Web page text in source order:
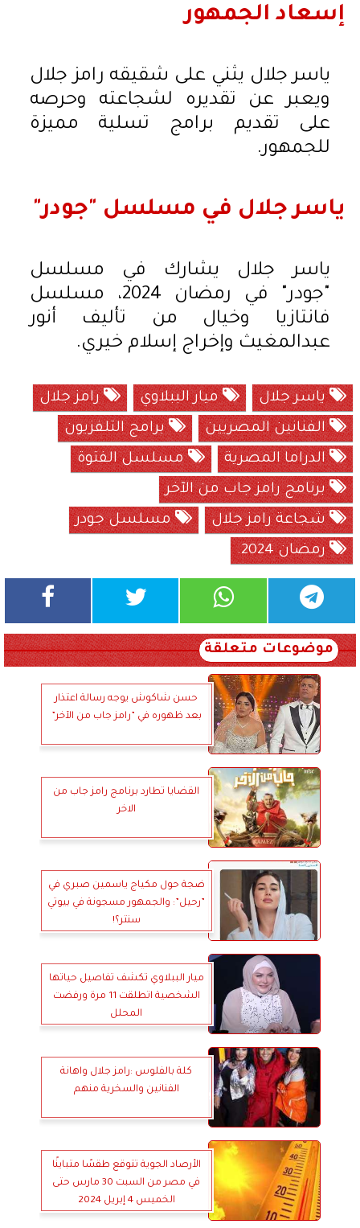
إسعاد الجمهور
ياسر جلال يثني على شقيقه رامز جلال
ويعبر عن تقديره لشجاعته وحرصه
على تقديم برامج تسلية مميزة
للجمهور.
ياسر جلال في مسلسل "جودر"
ياسر جلال يشارك في مسلسل
"جودر" في رمضان 2024، مسلسل
فانتازيا وخيال من تأليف أنور
عبدالمغيث وإخراج إسلام خيري.
ياسر جلال ميار الببلاوي
رامز جلال
الفنانين المصريين
برامج التلفزيون
الدراما المصرية
مسلسل الفتوة
برنامج رامز جاب من الآخر
شجاعة رامز جلال
مسلسل جودر
رمضان 2024.
موضوعات متعلقة
حسن شاكوش يوجه رسالة اعتذار
بعد ظهوره في ”رامز جاب من الآخر”
القضايا تطارد برنامج رامز جاب من
الاخر
ضجة حول مكياج ياسمين صبري في
”رحيل”: والجمهور مسجونة في بيوتي
سنتر؟!
ميار الببلاوي تكشف تفاصيل حياتها
الشخصية اتطلقت 11 مرة ورفضت
المحلل
كلة بالفلوس :رامز جلال واهانة
الفنانين والسخرية منهم
الأرصاد الجوية تتوقع طقسًا متباينًا
في مصر من السبت 30 مارس حتى
الخميس 4 إبريل 2024